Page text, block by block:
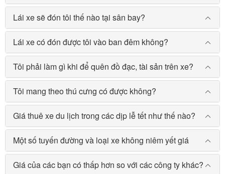
Lái xe sẽ đón tôi thế nào tại sân bay?
Lái xe có đón được tôi vào ban đêm không?
Tôi phải làm gì khi để quên đồ đạc, tài sản trên xe?
Tôi mang theo thú cưng có được không?
Giá thuê xe du lịch trong các dịp lễ tết như thế nào?
Một số tuyến đường và loại xe không niêm yết giá
Giá của các bạn có thấp hơn so với các công ty khác?